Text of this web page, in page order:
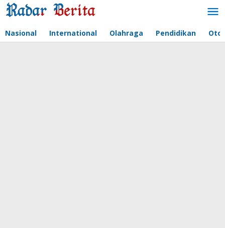
Lewati
ke
Nasional International Olahraga Pendidikan